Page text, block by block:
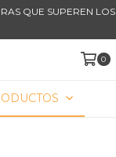
QUE SUPEREN LOS
0